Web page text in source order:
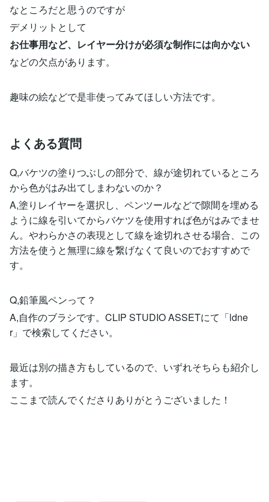
なところだと思うのですが
デメリットとして
お仕事用など、レイヤー分けが必須な制作には向かない
などの欠点があります。
趣味の絵などで是非使ってみてほしい方法です。
よくある質問
Q,バケツの塗りつぶしの部分で、線が途切れているところ
から色がはみ出てしまわないのか？
A,塗りレイヤーを選択し、ペンツールなどで隙間を埋める
ように線を引いてからバケツを使用すれば色がはみでませ
ん。やわらかさの表現として線を途切れさせる場合、この
方法を使うと無理に線を繋げなくて良いのでおすすめで
す。
Q,鉛筆風ペンって？
A,自作のブラシです。CLIP STUDIO ASSETにて「ldne
r」で検索してください。
最近は別の描き方もしているので、いずれそちらも紹介し
ます。
ここまで読んでくださりありがとうございました！